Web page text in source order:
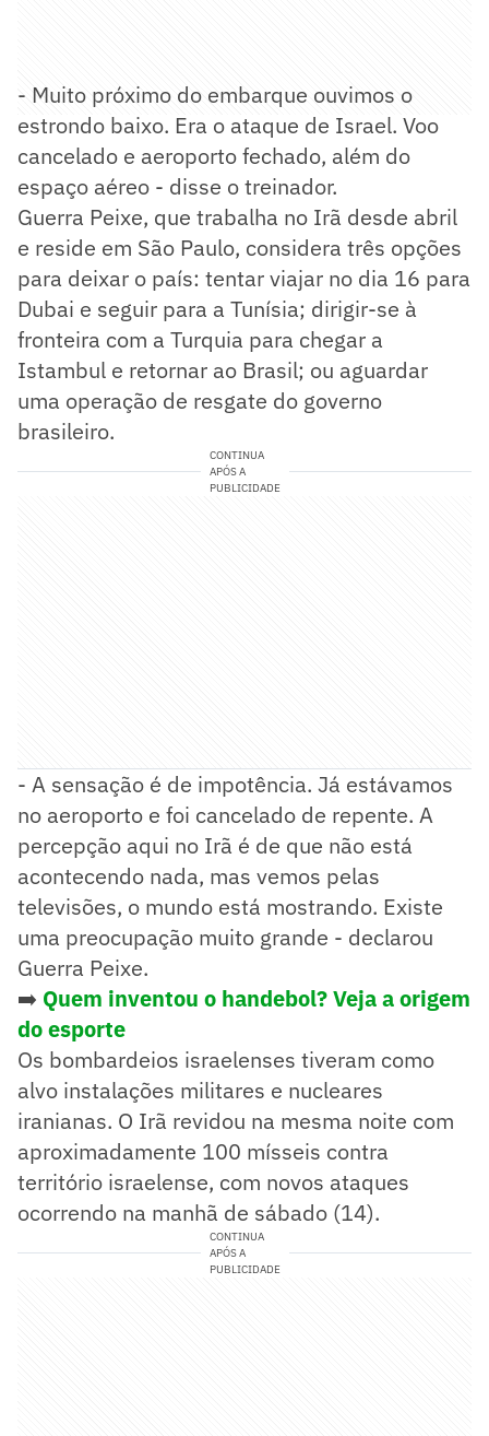
- Muito próximo do embarque ouvimos o
estrondo baixo. Era o ataque de Israel. Voo
cancelado e aeroporto fechado, além do
espaço aéreo - disse o treinador.
Guerra Peixe, que trabalha no Irã desde abril
e reside em São Paulo, considera três opções
para deixar o país: tentar viajar no dia 16 para
Dubai e seguir para a Tunísia; dirigir-se à
fronteira com a Turquia para chegar a
Istambul e retornar ao Brasil; ou aguardar
uma operação de resgate do governo
brasileiro.
CONTINUA
APÓS A
PUBLICIDADE
- A sensação é de impotência. Já estávamos
no aeroporto e foi cancelado de repente. A
percepção aqui no Irã é de que não está
acontecendo nada, mas vemos pelas
televisões, o mundo está mostrando. Existe
uma preocupação muito grande - declarou
Guerra Peixe.
➡️ Quem inventou o handebol? Veja a origem
do esporte
Os bombardeios israelenses tiveram como
alvo instalações militares e nucleares
iranianas. O Irã revidou na mesma noite com
aproximadamente 100 mísseis contra
território israelense, com novos ataques
ocorrendo na manhã de sábado (14).
CONTINUA
APÓS A
PUBLICIDADE